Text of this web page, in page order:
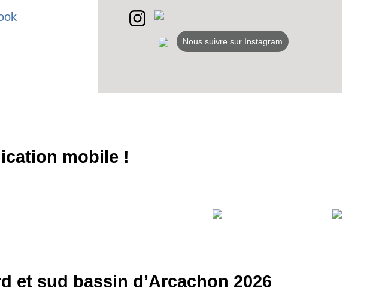
Nous suivre sur Instagram
mobile !
et sud bassin d’Arcachon 2026